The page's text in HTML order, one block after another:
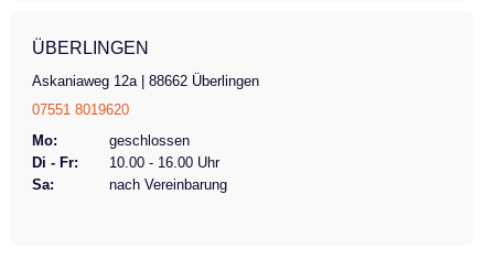
ÜBERLINGEN
Askaniaweg 12a | 88662 Überlingen
07551 8019620
Mo:
geschlossen
Di - Fr:
10.00 - 16.00 Uhr
Sa:
nach Vereinbarung